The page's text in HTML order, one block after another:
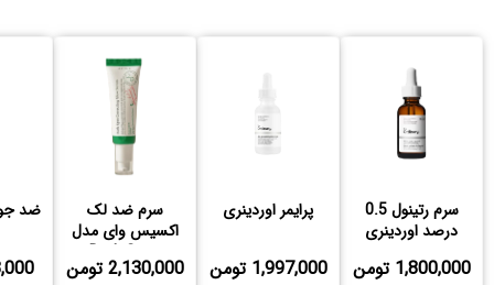
سرم رتینول 0.5
درصد اوردینری
1,800,000 تومن
پرایمر اوردینری
1,997,000 تومن
سرم ضد لک
اکسیس وای مدل
Dark Spot
2,130,000 تومن
ضد